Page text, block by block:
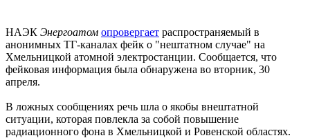
НАЭК Энергоатом опровергает распространяемый в
анонимных ТГ-каналах фейк о "нештатном случае" на
Хмельницкой атомной электростанции. Сообщается, что
фейковая информация была обнаружена во вторник, 30
апреля.
В ложных сообщениях речь шла о якобы внештатной
ситуации, которая повлекла за собой повышение
радиационного фона в Хмельницкой и Ровенской областях.